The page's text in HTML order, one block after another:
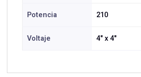
Potencia 210
Voltaje 4" x 4"